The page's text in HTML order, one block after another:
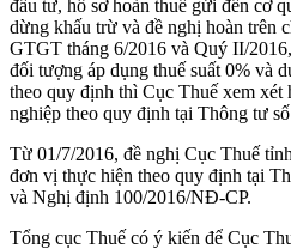
đầu tư, hồ sơ hoàn thuế gửi đến cơ
dừng khấu trừ và đề nghị hoàn trên
GTGT tháng 6/2016 và Quý II/
đối tượng áp dụng thuế suất 0% và
theo quy định thì Cục Thuế xem xét
nghiệp theo quy định tại Thông tư
Từ 01/7/2016, đề nghị Cục Thuế
đơn vị thực hiện theo quy định tại
và Nghị định 100/2016/NĐ-CP.
Tổng cục Thuế có ý kiến để Cục